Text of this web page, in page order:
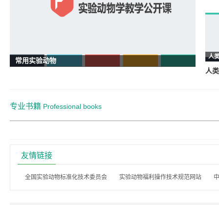
常用实验动物
人
人
专业书籍 Professional books
友情链接
全国实验动物标准化技术委员会 实验动物福利操作技术规范网站